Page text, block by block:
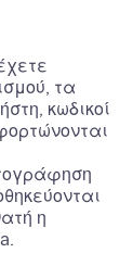
τα
κωδικοί
η